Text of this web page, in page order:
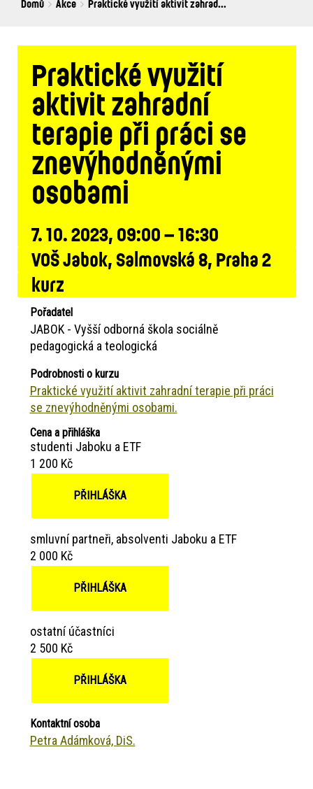
Breadcrumbs
You
Domů Akce Praktické využití aktivit zahrad...
Praktické využití
aktivit zahradní
terapie při práci se
znevýhodněnými
osobami
7. 10. 2023, 09:00 – 16:30
VOŠ Jabok, Salmovská 8, Praha 2
kurz
Pořadatel
JABOK - Vyšší odborná škola sociálně
pedagogická a teologická
Podrobnosti o kurzu
Praktické využití aktivit zahradní terapie při práci
se znevýhodněnými osobami.
Cena a přihláška
studenti Jaboku a ETF
1 200 Kč
PŘIHLÁŠKA
smluvní partneři, absolventi Jaboku a ETF
2 000 Kč
PŘIHLÁŠKA
ostatní účastníci
2 500 Kč
PŘIHLÁŠKA
Kontaktní osoba
Petra Adámková, DiS.